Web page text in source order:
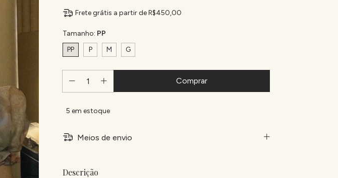
Frete grátis a partir deR$450,00
Tamanho: PP
PP
P M G
5 em estoque
Meios de envio
Descrição